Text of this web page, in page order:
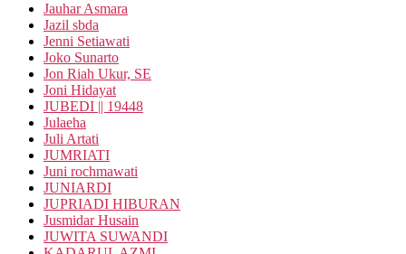
Jauhar Asmara
Jazil sbda
Jenni Setiawati
Joko Sunarto
Jon Riah Ukur, SE
Joni Hidayat
JUBEDI || 19448
Julaeha
Juli Artati
JUMRIATI
Juni rochmawati
JUNIARDI
JUPRIADI HIBURAN
Jusmidar Husain
JUWITA SUWANDI